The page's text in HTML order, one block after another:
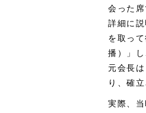
会った
詳細に
を取っ
播）」
元会長
り、確
実際、